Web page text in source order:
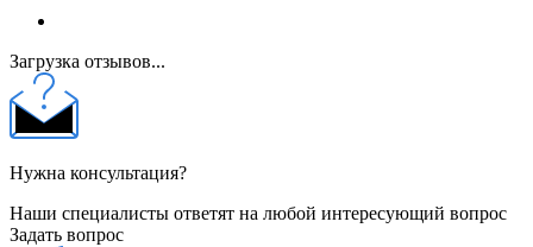
Загрузка отзывов...
Нужна консультация?
Наши специалисты ответят на любой интересующий вопрос
Задать вопрос